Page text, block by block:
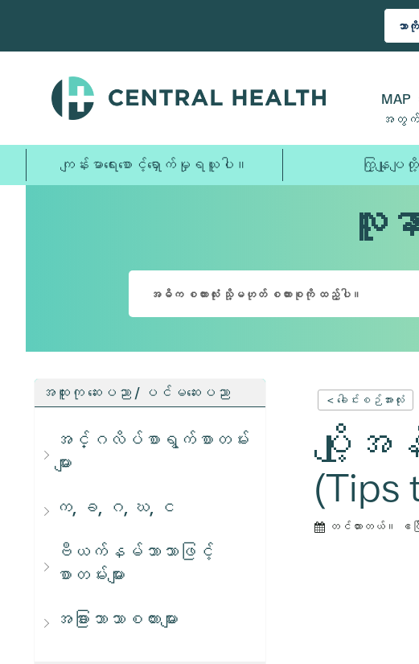
သို့
ပါ။
MAP
အတွက်
ကျန်းမာရေးစောင့်ရှောက်မှုရယူပါ။ ကြှနျုပျတို့
လူန
အထူးကု ဆေးပညာ / ပင်မဆေးပညာ
အင်္ဂလိပ်စာရွက်စာတမ်း
များ
က, ခ, ဂ, ဃ, င
ဗီယက်နမ်ဘာသာဖြင့်
စာတမ်းများ
အခြားဘာသာစကားများ
< ခေါင်းစဉ်အားလုံး
ပျို့အ
(Tips
တင်ထားတယ်။ ဧ